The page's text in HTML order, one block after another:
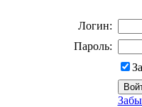
Логин:
Пароль: